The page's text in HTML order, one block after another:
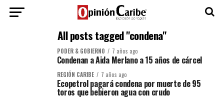
All posts tagged "condena"
PODER & GOBIERNO 7 años ago
Condenan a Aida Merlano a 15 años de cárcel
REGIÓN CARIBE 7 años ago
Ecopetrol pagará condena por muerte de 95
toros que bebieron agua con crudo